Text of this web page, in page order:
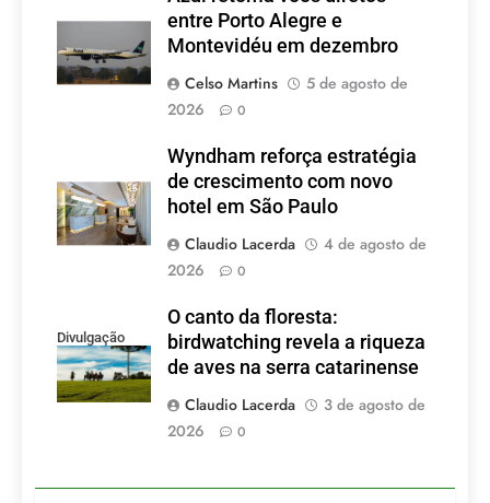
entre Porto Alegre e
Montevidéu em dezembro
Celso Martins
5 de agosto de
2026
0
Wyndham reforça estratégia
de crescimento com novo
hotel em São Paulo
Claudio Lacerda
4 de agosto de
2026
0
Divulgação
O canto da floresta:
birdwatching revela a riqueza
de aves na serra catarinense
Claudio Lacerda
3 de agosto de
2026
0